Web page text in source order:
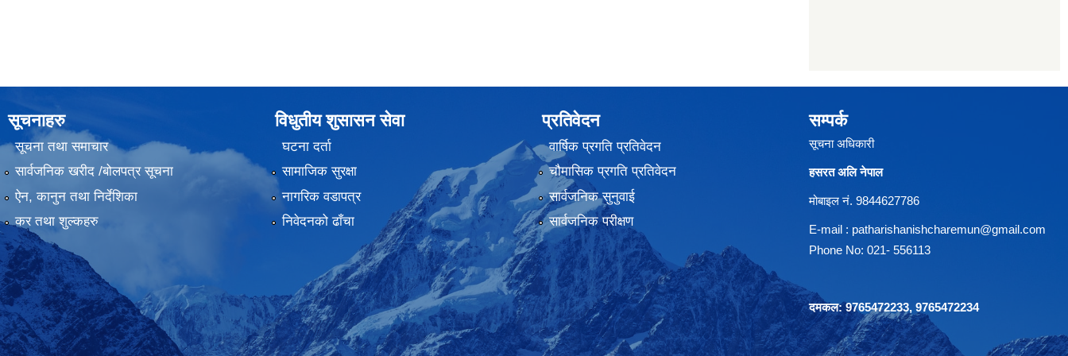
सूचनाहरु
सूचना तथा समाचार
सार्वजनिक खरीद /बोलपत्र सूचना
ऐन, कानुन तथा निर्देशिका
कर तथा शुल्कहरु
विधुतीय शुसासन सेवा
घटना दर्ता
सामाजिक सुरक्षा
नागरिक वडापत्र
निवेदनको ढाँचा
प्रतिवेदन
वार्षिक प्रगति प्रतिवेदन
चौमासिक प्रगति प्रतिवेदन
सार्वजनिक सुनुवाई
सार्वजनिक परीक्षण
सम्पर्क
सूचना अधिकारी
हसरत अलि नेपाल
मोबाइल नं. 9844627786
E-mail : patharishanishcharemun@gmail.com
Phone No: 021- 556113
दमकल: 9765472233, 9765472234